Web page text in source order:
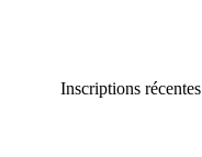
Inscriptions récentes